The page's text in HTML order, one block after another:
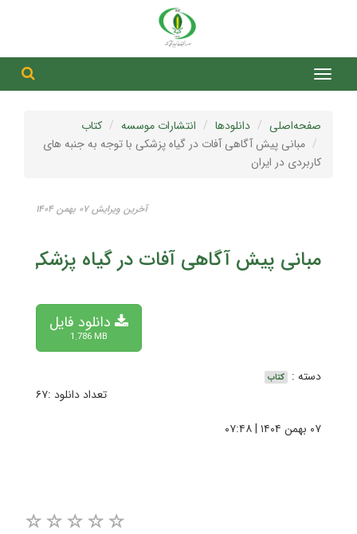
صفحه‌اصلی دانلودها انتشارات موسسه
کتاب
مبانی پیش آگاهی آفات در گیاه پزشکی با توجه به جنبه های
کاربردی در ایران
آخرین ویرایش ۰۷ بهمن ۱۴۰۴
مبانی پیش آگاهی آفات در گیاه پزشکی با
دانلود فایل
1.786 MB
دسته : کتاب
تعداد دانلود :۶۷
۰۷ بهمن ۱۴۰۴ | ۰۷:۴۸